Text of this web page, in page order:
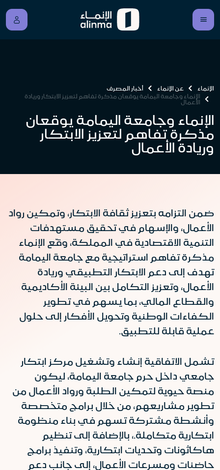
الإنماء عن الإنماء
أخبار المصرف
الإنماء وجامعة اليمامة يوقعان مذكرة تفاهم لتعزيز الابتكار وريادة
الأعمال
الإنماء وجامعة اليمامة يوقعان
مذكرة تفاهم لتعزيز الابتكار
وريادة الأعمال
ضمن التزامه بتعزيز ثقافة الابتكار، وتمكين رواد
الأعمال، والإسهام في تحقيق مستهدفات
التنمية الاقتصادية في المملكة، وقّع الإنماء
مذكرة تفاهم استراتيجية مع جامعة اليمامة
تهدف إلى دعم الابتكار التطبيقي وريادة
الأعمال، وتعزيز التكامل بين البيئة الأكاديمية
والقطاع المالي، بما يسهم في تطوير
الكفاءات الوطنية وتحويل الأفكار إلى حلول
عملية قابلة للتطبيق.
تشمل الاتفاقية إنشاء وتشغيل مركز ابتكار
جامعي داخل حرم جامعة اليمامة، ليكون
منصة حيوية لتمكين الطلبة ورواد الأعمال من
تطوير مشاريعهم، من خلال برامج متخصصة
وأنشطة مشتركة تسهم في بناء منظومة
ابتكارية متكاملة.، بالإضافة إلى تنظيم
هاكاثونات وتحديات ابتكارية، وتنفيذ برامج
حاضنات ومسرعات الأعمال، إلى جانب دعم